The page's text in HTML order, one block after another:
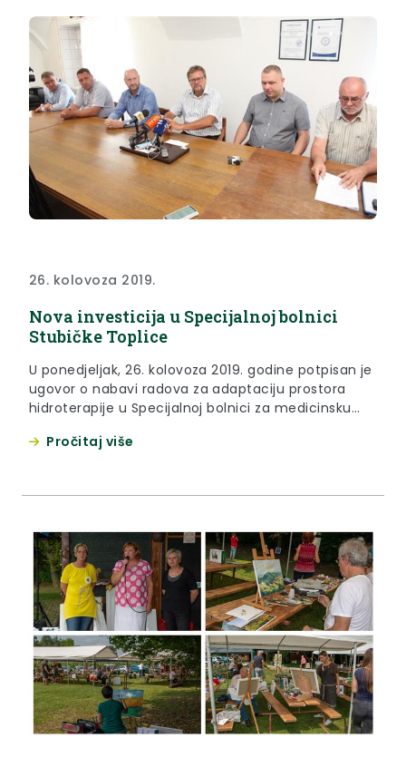
26. kolovoza 2019.
Nova investicija u Specijalnoj bolnici
Stubičke Toplice
U ponedjeljak, 26. kolovoza 2019. godine potpisan je
ugovor o nabavi radova za adaptaciju prostora
hidroterapije u Specijalnoj bolnici za medicinsku
Pročitaj više